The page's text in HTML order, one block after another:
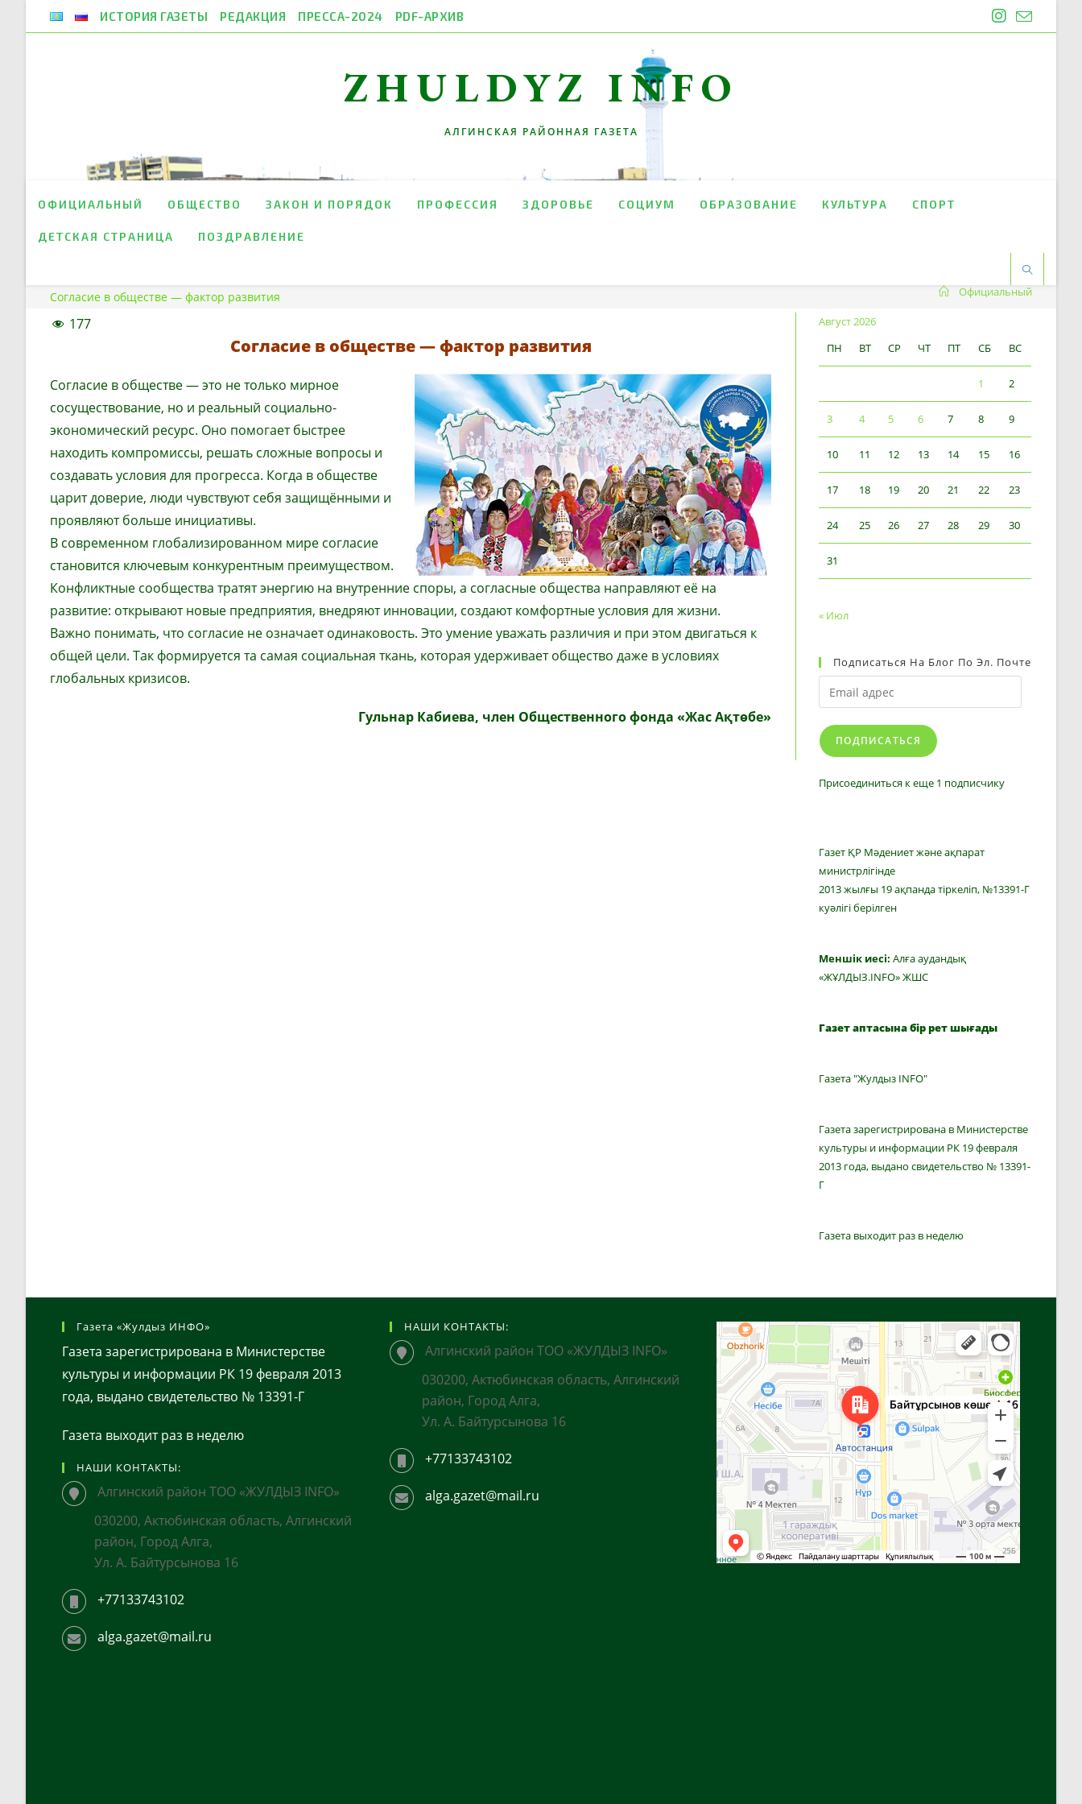
ИСТОРИЯ ГАЗЕТЫ РЕДАКЦИЯ ПРЕССА-2024 PDF-АРХИВ
ZHULDYZ INFO
АЛГИНСКАЯ РАЙОННАЯ ГАЗЕТА
ОФИЦИАЛЬНЫЙ ОБЩЕСТВО ЗАКОН И ПОРЯДОК ПРОФЕССИЯ ЗДОРОВЬЕ СОЦИУМ ОБРАЗОВАНИЕ КУЛЬТУРА СПОРТ
ДЕТСКАЯ СТРАНИЦА ПОЗДРАВЛЕНИЕ
Согласие в обществе — фактор развития Официальный
177
Согласие в обществе — фактор развития
Согласие в обществе — это не только мирное
сосуществование, но и реальный социально-
экономический ресурс. Оно помогает быстрее
находить компромиссы, решать сложные вопросы и
создавать условия для прогресса. Когда в обществе
царит доверие, люди чувствуют себя защищёнными и
проявляют больше инициативы.
В современном глобализированном мире согласие
становится ключевым конкурентным преимуществом.
Конфликтные сообщества тратят энергию на внутренние споры, а согласные общества направляют её на
развитие: открывают новые предприятия, внедряют инновации, создают комфортные условия для жизни.
Важно понимать, что согласие не означает одинаковость. Это умение уважать различия и при этом двигаться к
общей цели. Так формируется та самая социальная ткань, которая удерживает общество даже в условиях
глобальных кризисов.
Гульнар Кабиева, член Общественного фонда «Жас Ақтөбе»
Август 2026
ПН
ВТ СР ЧТ ПТ СБ ВС
1 2
3 4 5 6 7 8 9
10 11 12 13 14 15 16
17 18 19 20 21 22 23
24 25 26 27 28 29 30
31
« Июл
Подписаться На Блог По Эл. Почте
Email
адрес
ПОДПИСАТЬСЯ
Присоединиться к еще 1 подписчику
Газет ҚР Мәдениет және ақпарат
министрлігінде
2013 жылғы 19 ақпанда тіркеліп, №13391-Г
куәлігі берілген
Меншік иесі: Алға аудандық
«ЖҰЛДЫЗ.INFO» ЖШС
Газет аптасына бір рет шығады
Газета "Жулдыз INFO"
Газета зарегистрирована в Министерстве
культуры и информации РК 19 февраля
2013 года, выдано свидетельство № 13391-
Г
Газета выходит раз в неделю
Газета «Жулдыз ИНФО»
Газета зарегистрирована в Министерстве
культуры и информации РК 19 февраля 2013
года, выдано свидетельство № 13391-Г
Газета выходит раз в неделю
НАШИ КОНТАКТЫ:
Алгинский район ТОО «ЖУЛДЫЗ INFO»
030200, Актюбинская область, Алгинский
район, Город Алга,
Ул. А. Байтурсынова 16
+77133743102
alga.gazet@mail.ru
НАШИ КОНТАКТЫ:
Алгинский район ТОО «ЖУЛДЫЗ INFO»
030200, Актюбинская область, Алгинский
район, Город Алга,
Ул. А. Байтурсынова 16
+77133743102
alga.gazet@mail.ru
Алга
Улица Байтурсынова, 16 — Яндекс Карты